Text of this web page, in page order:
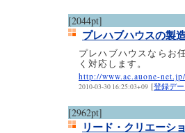
[2044pt]
プレハブハウスの製
プレハブハウスならお
く対応します。
http://www.ac.auone-
2010-03-30 16:25:03+09 [登録デ
[2962pt]
リード・クリエーシ